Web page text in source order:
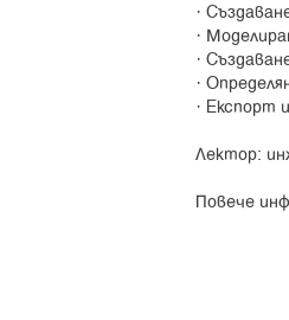
·
·
·
·
· Експорт
Лектор:
Повече